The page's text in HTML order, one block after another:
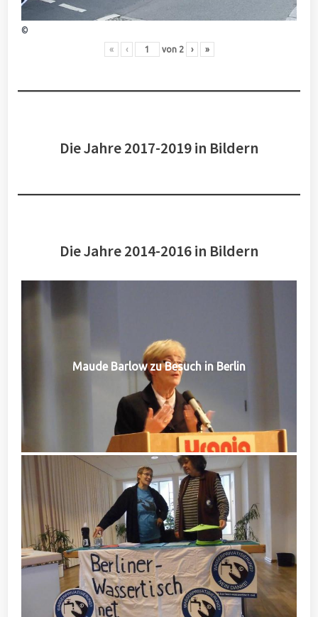
©
« ‹ von 2 › »
Die Jahre 2017-2019 in Bildern
Die Jahre 2014-2016 in Bildern
Maude Barlow zu Besuch in Berlin